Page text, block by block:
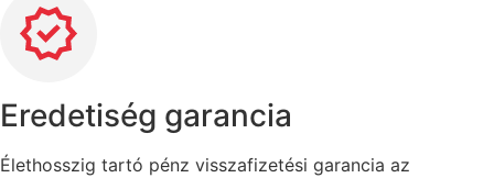
Eredetiség garancia
Élethosszig tartó pénz visszafizetési garancia az